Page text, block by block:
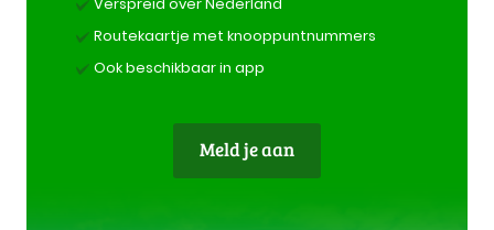
Routekaartje met knooppuntnummers
Ook beschikbaar in app
Meld je aan